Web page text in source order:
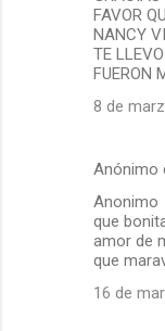
FAVOR
NANCY
TE
FUERON
8 de
Anónimo
Anonimo
que
amor de
que
16 de